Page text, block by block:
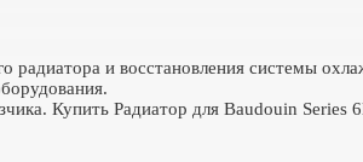
и восстановления системы
Купить Радиатор для Baudouin